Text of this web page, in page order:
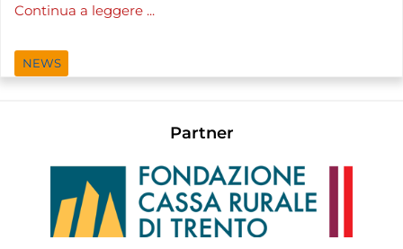
Continua a leggere ...
NEWS
Partner